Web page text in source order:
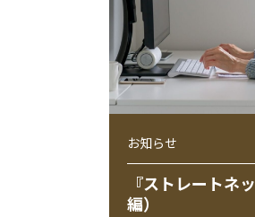
お知らせ
『ストレートネ
編）